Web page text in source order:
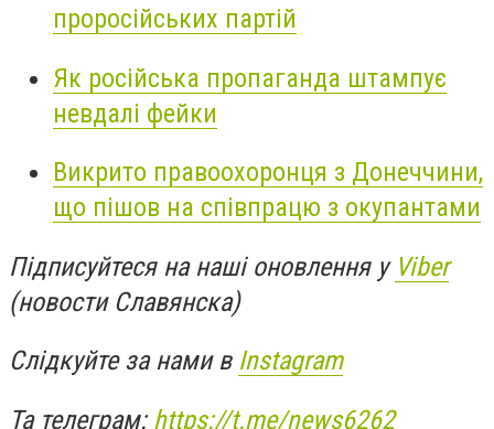
проросійських партій
Як російська пропаганда штампує
невдалі фейки
Викрито правоохоронця з Донеччини,
що пішов на співпрацю з окупантами
Підписуйтеся на наші оновлення у Viber
(новости Славянска)
Слідкуйте за нами в Instagram
Та телеграм:https://t.me/news6262